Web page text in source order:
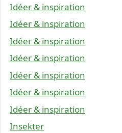
Idéer & inspiration
Idéer & inspiration
Idéer & inspiration
Idéer & inspiration
Idéer & inspiration
Idéer & inspiration
Idéer & inspiration
Insekter